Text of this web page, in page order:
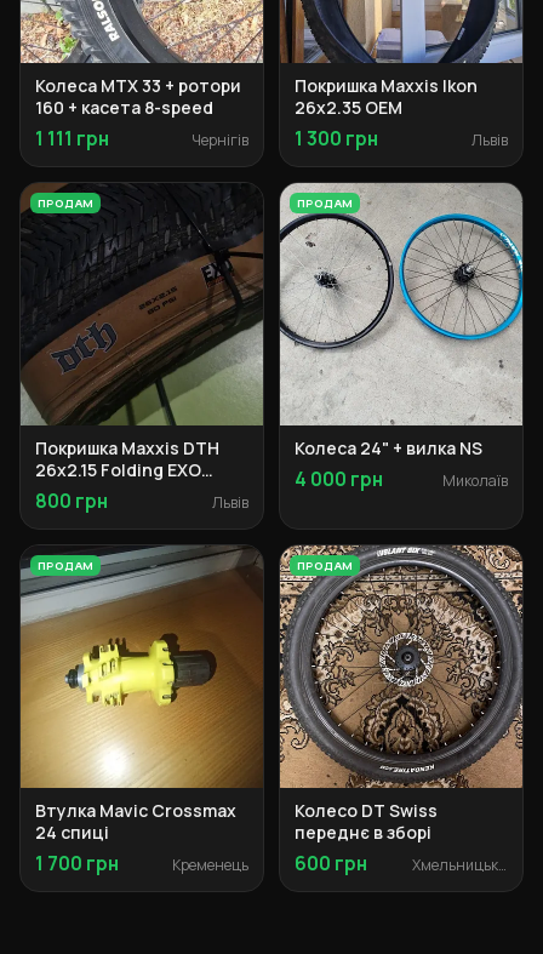
Колеса MTX 33 + ротори
160 + касета 8-speed
1 111 грн Чернігів
Покришка Maxxis Ikon
26x2.35 OEM
1 300 грн Львів
ПРОДАМ
Покришка Maxxis DTH
26x2.15 Folding EXO
Tanwall
800 грн Львів
ПРОДАМ
Колеса 24" + вилка NS
4 000 грн Миколаїв
ПРОДАМ
Втулка Mavic Crossmax
24 спиці
1 700 грн Кременець
ПРОДАМ
Колесо DT Swiss
переднє в зборі
600 грн Хмельницький